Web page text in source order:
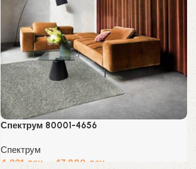
Спектрум 80001-4656
Спектрум
4,221 ден 47,880 ден